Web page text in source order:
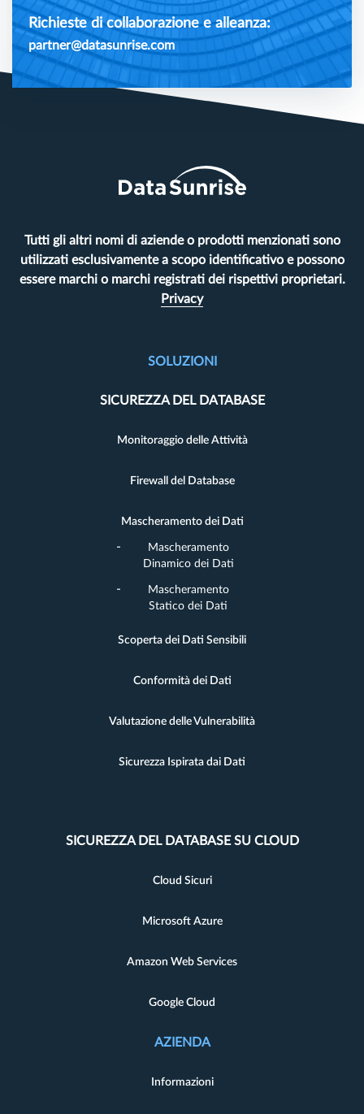
Richieste di collaborazione e alleanza:
partner@datasunrise.com
Tutti gli altri nomi di aziende o prodotti menzionati sono
utilizzati esclusivamente a scopo identificativo e possono
essere marchi o marchi registrati dei rispettivi proprietari.
Privacy
SOLUZIONI
SICUREZZA DEL DATABASE
Monitoraggio delle Attività
Firewall del Database
Mascheramento dei Dati
Mascheramento
Dinamico dei Dati
Mascheramento
Statico dei Dati
Scoperta dei Dati Sensibili
Conformità dei Dati
Valutazione delle Vulnerabilità
Sicurezza Ispirata dai Dati
SICUREZZA DEL DATABASE SU CLOUD
Cloud Sicuri
Microsoft Azure
Amazon Web Services
Google Cloud
AZIENDA
Informazioni